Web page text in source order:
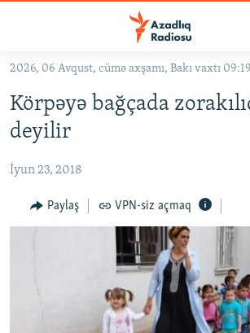
Əsas
qayıt
Əsas
naviqasiyaya
qayıt
#İZAHLA
KORRUPSIOMETR
#ƏSLINDƏ
FƏRQƏ BAX
MULTIMEDIA
2026, 06 Avqust, cümə axşamı, Bakı vaxtı 09:19
Körpəyə bağçada
deyilir
İyun 23, 2018
Paylaş VPN-siz açmaq